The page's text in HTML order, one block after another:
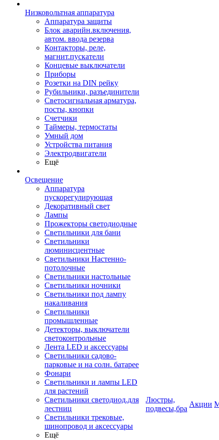
Низковольтная аппаратура
Аппаратура защиты
Блок аварийн.включения,
автом. ввода резерва
Контакторы, реле,
магнит.пускатели
Концевые выключатели
Приборы
Розетки на DIN рейку
Рубильники, разъединители
Светосигнальная арматура,
посты, кнопки
Счетчики
Таймеры, термостаты
Умный дом
Устройства питания
Электродвигатели
Ещё
Освещение
Аппаратура
пускорегулирующая
Декоративный свет
Лампы
Прожекторы светодиодные
Светильники для бани
Светильники
люминисцентные
Светильники Настенно-
потолочные
Светильники настольные
Светильники ночники
Светильники под лампу
накаливания
Светильники
промышленные
Детекторы, выключатели
светоконтрольные
Лента LED и аксессуары
Светильники садово-
парковые и на солн. батарее
Фонари
Светильники и лампы LED
для растений
Светильники светодиод.для
лестниц
Светильники трековые,
шинопровод и аксессуары
Ещё
Люстры,
подвесы,бра
Акции